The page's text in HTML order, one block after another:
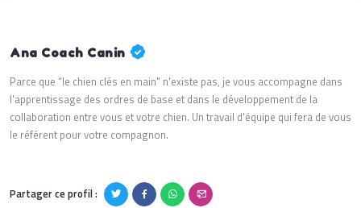
Ana Coach Canin
Parce que “le chien clés en main" n'existe pas, je vous accompagne dans
l'apprentissage des ordres de base et dans le développement de la
collaboration entre vous et votre chien. Un travail d'équipe qui fera de vous
le référent pour votre compagnon.
Partager ce profil :